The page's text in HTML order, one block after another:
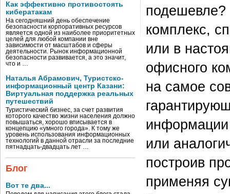
Как эффективно противостоять
кибератакам
На сегодняшний день обеспечение
безопасности корпоративных ресурсов
является одной из наиболее приоритетных
целей для любой компании вне
зависимости от масштабов и сферы
деятельности. Рынок информационной
безопасности развивается, а это значит,
что и …
Наталья Абрамович, Туристско-
информационный центр Казани:
Виртуальная поддержка реальных
путешествий
Туристический бизнес, за счет развития
которого качество жизни населения должно
повышаться, хорошо вписывается в
концепцию «умного города». К тому же
уровень использования информационных
технологий в данной отрасли за последние
пятнадцать-двадцать лет …
Блог
Вот те два...
подешевле?
комплекс,
или в
офисного
на самое
или
построив
применяя